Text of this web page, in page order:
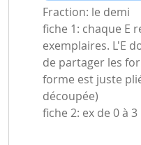
Fraction: le demi
fiche 1: chaque E
exemplaires. L'E
de partager les
forme est juste
découpée)
fiche 2: ex de 0 à